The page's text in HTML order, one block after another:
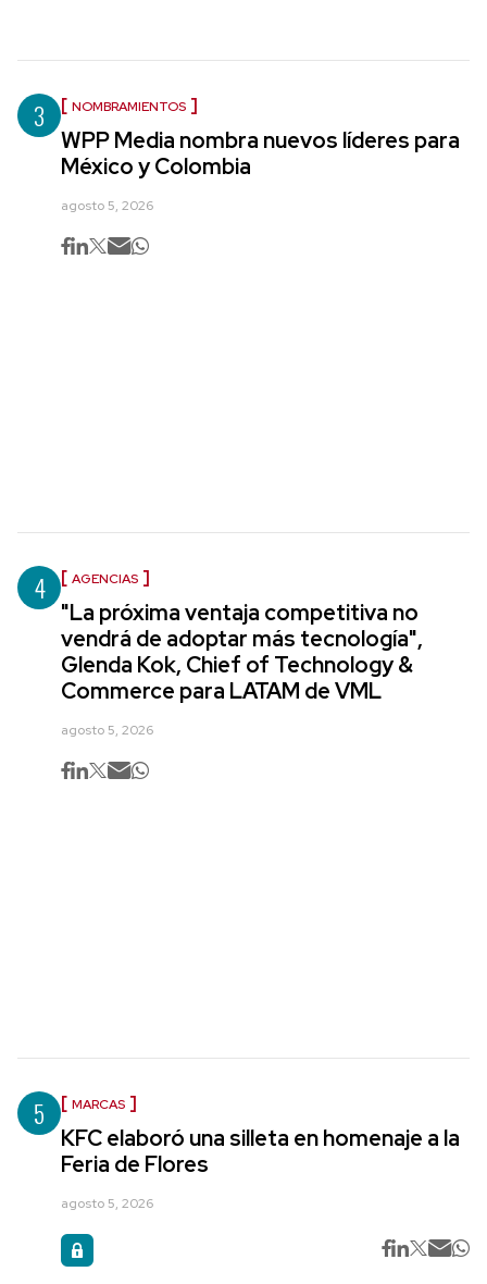
3 NOMBRAMIENTOS
WPP Media nombra nuevos líderes para
México y Colombia
agosto 5, 2026
4 AGENCIAS
"La próxima ventaja competitiva no
vendrá de adoptar más tecnología",
Glenda Kok, Chief of Technology &
Commerce para LATAM de VML
agosto 5, 2026
5 MARCAS
KFC elaboró una silleta en homenaje a la
Feria de Flores
agosto 5, 2026